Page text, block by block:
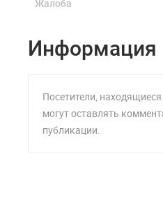
Жалоба
Информация
Посетители, находящиеся
могут оставлять
публикации.